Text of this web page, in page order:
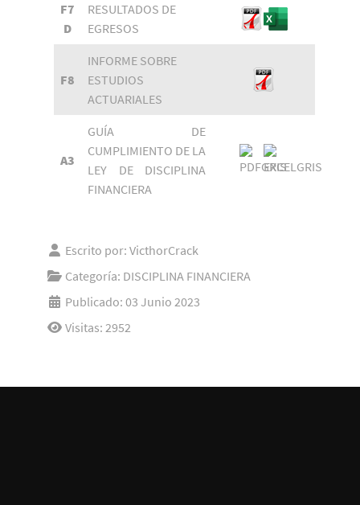
F7
D
RESULTADOS DE
EGRESOS
F8
INFORME SOBRE
ESTUDIOS
ACTUARIALES
A3
GUÍA DE
CUMPLIMIENTO DE LA
LEY DE DISCIPLINA
FINANCIERA
Escrito por: VicthorCrack
Categoría: DISCIPLINA FINANCIERA
Publicado: 03 Junio 2023
Visitas: 2952